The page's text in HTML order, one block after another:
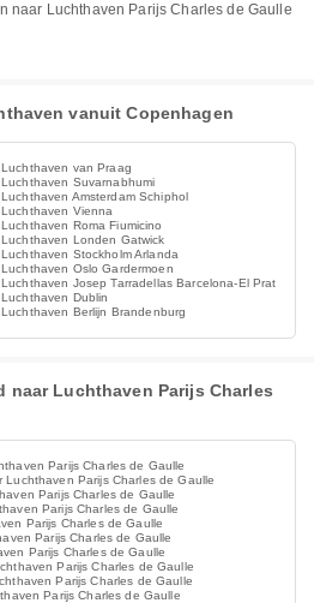
vanuit Copenhagen
van Praag
Suvarnabhumi
Amsterdam Schiphol
Vienna
Roma Fiumicino
Londen Gatwick
Stockholm Arlanda
Oslo Gardermoen
Josep Tarradellas Barcelona-El Prat
Dublin
Berlijn Brandenburg
naar Luchthaven Parijs Charles
Parijs Charles de Gaulle
Parijs Charles de Gaulle
Parijs Charles de Gaulle
Parijs Charles de Gaulle
Parijs Charles de Gaulle
Parijs Charles de Gaulle
Parijs Charles de Gaulle
Parijs Charles de Gaulle
Parijs Charles de Gaulle
Parijs Charles de Gaulle